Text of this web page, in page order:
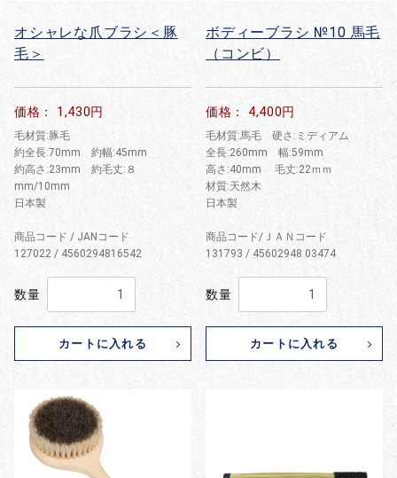
オシャレな爪ブラシ＜豚
毛＞
価格： 1,430円
毛材質:豚毛
約全長:70mm 約幅:45mm
約高さ:23mm 約毛丈:８
mm/10mm
日本製
商品コード / JANコード
127022 / 4560294816542
数量
カートに入れる
ボディーブラシ №10 馬毛
（コンビ）
価格： 4,400円
毛材質:馬毛 硬さ:ミディアム
全長:260mm 幅:59mm
高さ:40mm 毛丈:22ｍｍ
材質:天然木
日本製
商品コード/ＪＡＮコード
131793 / 45602948 03474
数量
カートに入れる